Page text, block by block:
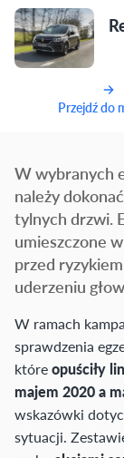
Przejdź do
W wybranych
należy
tylnych drzwi.
umieszczone
przed
uderzeniu
W ramach
sprawdzenia
któreopuściły
majem 2020 a
wskazówki
sytuacji.